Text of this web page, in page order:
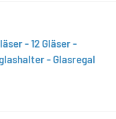
- 12 Gläser -
- Glasregal